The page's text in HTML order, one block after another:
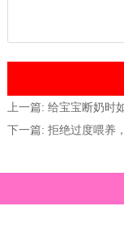
上一篇: 给宝宝断奶时
下一篇: 拒绝过度喂养